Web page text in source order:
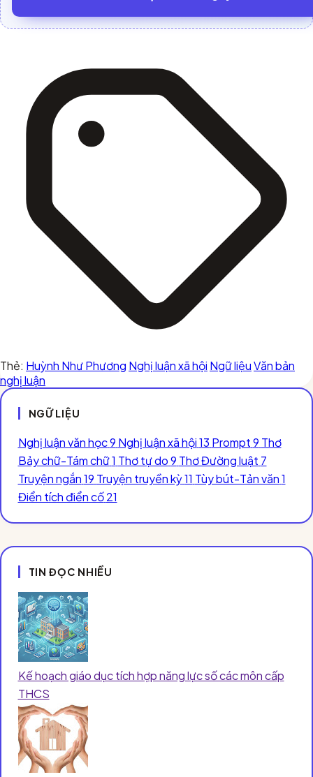
Thẻ: Huỳnh Như Phương Nghị luận xã hội Ngữ liệuVăn bản
nghị luận
NGỮ LIỆU
Nghị luận văn học9 Nghị luận xã hội13 Prompt9 Thơ
Bảy chữ-Tám chữ1 Thơ tự do9 Thơ Đường luật 7
Truyện ngắn19 Truyện truyền kỳ11 Tùy bút-Tản văn1
Điển tích điển cố 21
TIN ĐỌC NHIỀU
Kế hoạch giáo dục tích hợp năng lực số các môn cấp
THCS